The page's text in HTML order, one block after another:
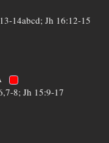
14abcd; Jh 16:12-15
8; Jh 15:9-17